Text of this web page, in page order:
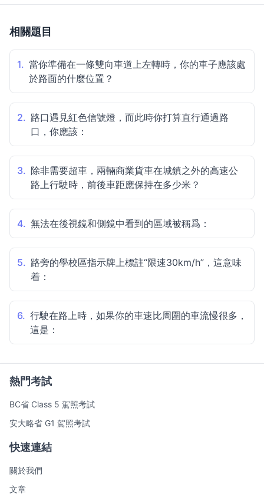
相關題目
1. 當你準備在一條雙向車道上左轉時，你的車子應該處
於路面的什麼位置？
2. 路口遇見紅色信號燈，而此時你打算直行通過路
口，你應該：
3. 除非需要超車，兩輛商業貨車在城鎮之外的高速公
路上行駛時，前後車距應保持在多少米？
4. 無法在後視鏡和側鏡中看到的區域被稱爲：
5. 路旁的學校區指示牌上標註“限速30km/h”，這意味
着：
6. 行駛在路上時，如果你的車速比周圍的車流慢很多，
這是：
熱門考試
BC省 Class 5 駕照考試
安大略省 G1 駕照考試
快速連結
關於我們
文章